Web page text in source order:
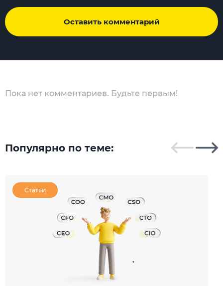
Оставить комментарий
Пока нет комментариев. Будьте первым!
Популярно по теме:
Статьи